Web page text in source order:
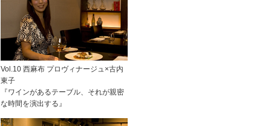
Vol.10 西麻布 プロヴィナージュ×古内
東子
『ワインがあるテーブル、それが親密
な時間を演出する』